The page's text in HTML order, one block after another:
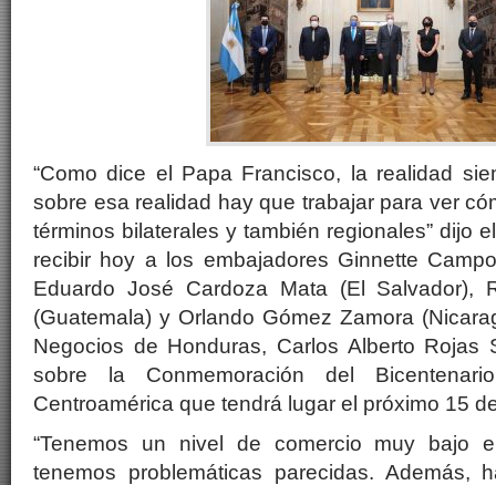
“Como dice el Papa Francisco, la realidad
sobre esa realidad hay que trabajar para ver
términos bilaterales y también regionales” dijo
recibir hoy a los embajadores Ginnette
Eduardo José Cardoza Mata (El Salvador),
(Guatemala) y Orlando Gómez Zamora
Negocios de Honduras, Carlos Alberto Rojas
sobre la Conmemoración del
Centroamérica que tendrá lugar el próximo 15
“Tenemos un nivel de comercio muy bajo
tenemos problemáticas parecidas. Además,